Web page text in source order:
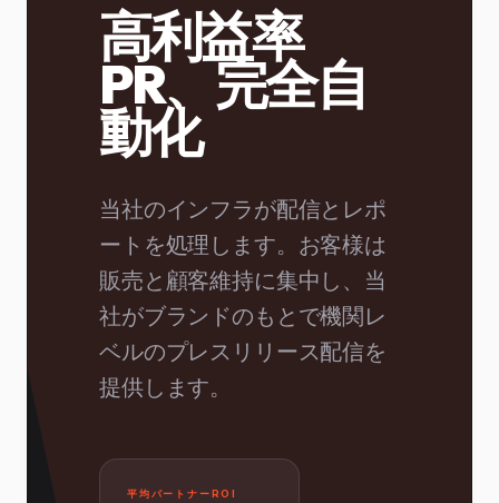
高利益率
PR、完全自
動化
当社のインフラが配信とレポ
ートを処理します。お客様は
販売と顧客維持に集中し、当
社がブランドのもとで機関レ
ベルのプレスリリース配信を
提供します。
平均パートナーROI